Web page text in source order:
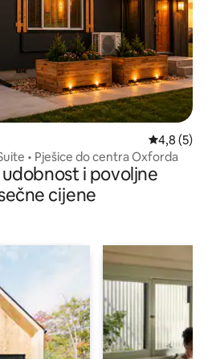
Prosječna
4,8 (5)
• Pješice do centra Oxforda
i povoljne
cijene